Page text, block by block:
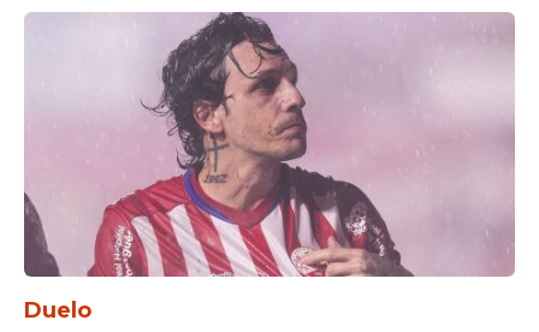
A partida traz recordações de momentos
Duelo